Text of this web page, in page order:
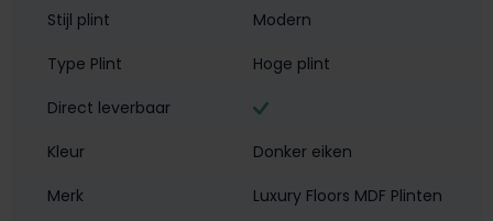
Stijl plint
Modern
Type Plint
Hoge plint
Direct leverbaar
Kleur
Donker eiken
Merk
Luxury Floors MDF Plinten